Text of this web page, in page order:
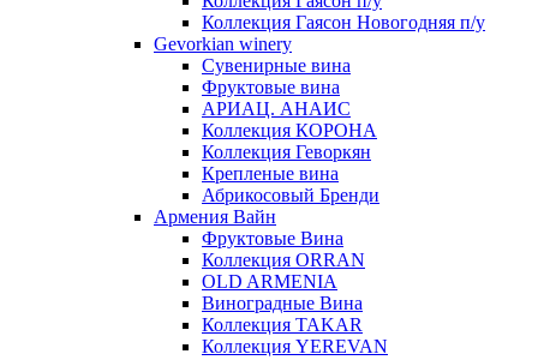
Коллекция Гаясон Новогодняя п/у
Gevorkian winery
Сувенирные вина
Фруктовые вина
АРИАЦ. АНАИС
Коллекция КОРОНА
Коллекция Геворкян
Крепленые вина
Абрикосовый Бренди
Армения Вайн
Фруктовые Вина
Коллекция ORRAN
OLD ARMENIA
Виноградные Вина
Коллекция TAKAR
Коллекция YEREVAN